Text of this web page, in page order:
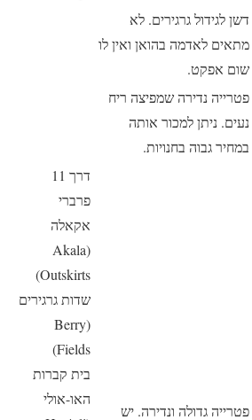
דשן לגידול גרגירים. לא
מתאים לאדמה בהואן ואין לו
שום אפקט.
פטרייה נדירה שמפיצה ריח
נעים. ניתן למכור אותה
במחיר גבוה בחנויות.
פטרייה גדולה ונדירה. יש
דרך 11
פרברי
אקאלה
(Akala
Outskirts)
שדות גרגירים
(Berry
Fields)
בית קברות
האו-אולי